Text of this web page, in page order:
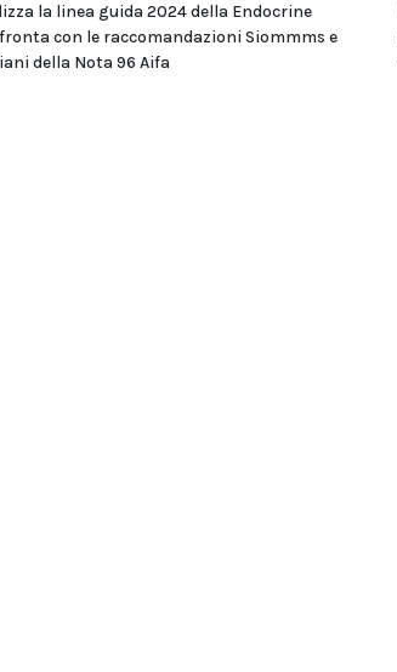
la linea guida 2024 della Endocrine
con le raccomandazioni Siommms e
della Nota 96 Aifa